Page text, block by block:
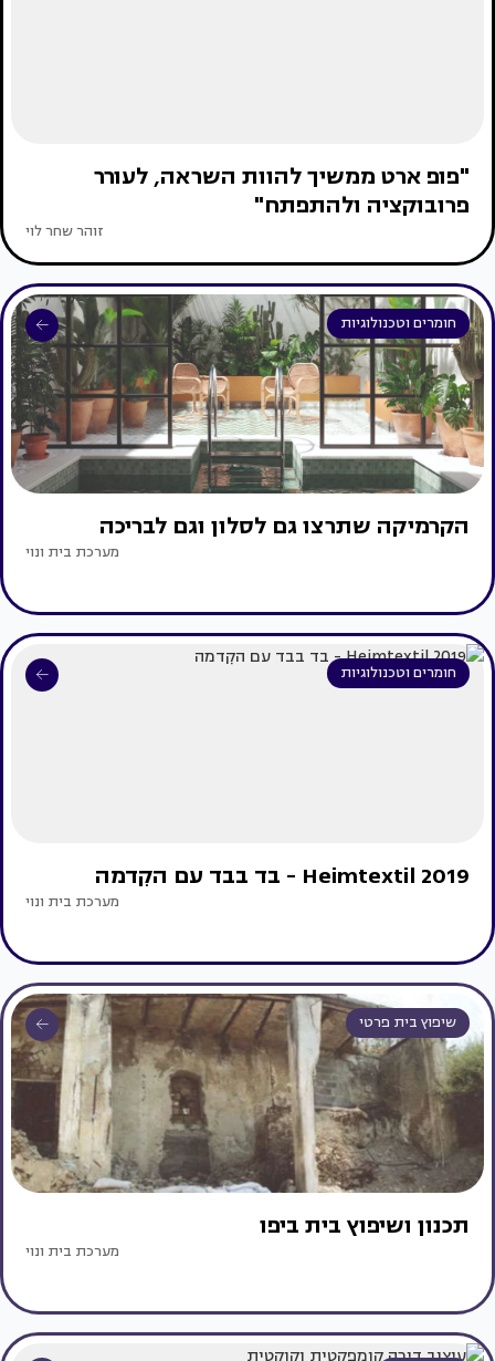
"פופ ארט ממשיך להוות השראה, לעורר
פרובוקציה ולהתפתח"
זוהר שחר לוי
חומרים וטכנולוגיות
הקרמיקה שתרצו גם לסלון וגם לבריכה
מערכת בית ונוי
חומרים וטכנולוגיות
Heimtextil 2019 - בד בבד עם הקִדמה
מערכת בית ונוי
שיפוץ בית פרטי
תכנון ושיפוץ בית ביפו
מערכת בית ונוי